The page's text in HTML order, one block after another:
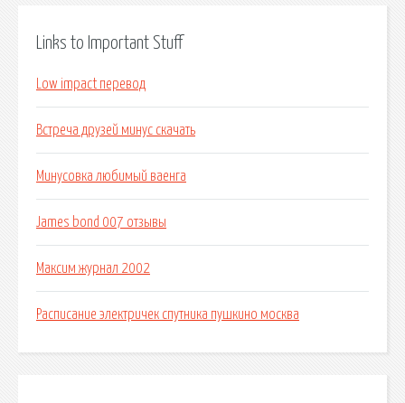
Links to Important Stuff
Low impact перевод
Встреча друзей минус скачать
Минусовка любимый ваенга
James bond 007 отзывы
Максим журнал 2002
Расписание электричек спутника пушкино москва